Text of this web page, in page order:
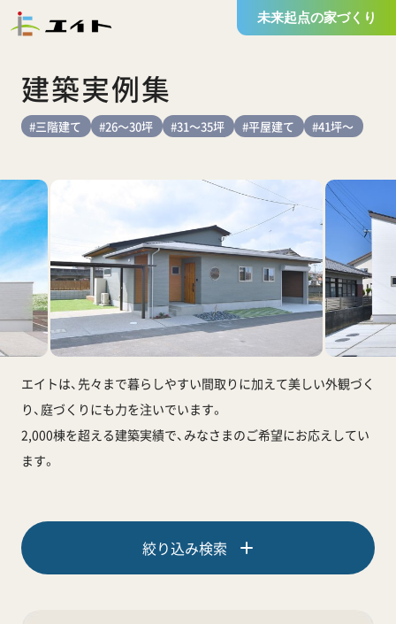
未来起点の家づくり
建築実例集
#三階建て #26～30坪 #31～35坪 #平屋建て #41坪～
エイトは、先々まで暮らしやすい間取りに加えて美しい外観づく
り、庭づくりにも力を注いでいます。
2,000棟を超える建築実績で、みなさまのご希望にお応えしてい
ます。
絞り込み検索